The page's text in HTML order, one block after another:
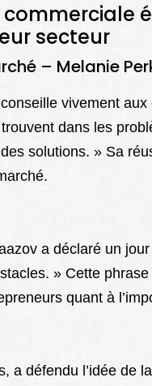
secteur
– Melanie
vivement
dans les
solutions. » Sa
a déclaré un
» Cette
quant à
a défendu l’idée de